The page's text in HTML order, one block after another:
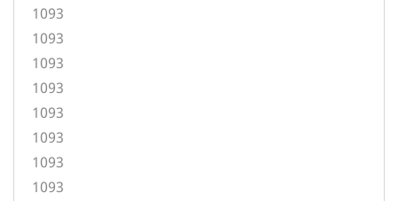
1093
1093
1093
1093
1093
1093
1093
1093